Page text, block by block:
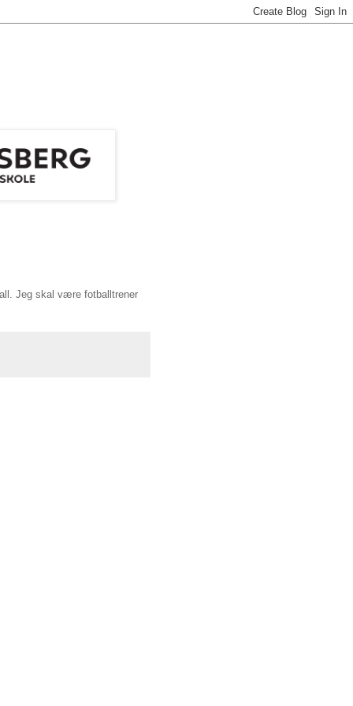
Jeg skal være fotballtrener